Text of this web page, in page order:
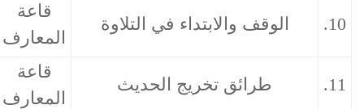
والابتداء في التلاوة
قاعة
المعارف
17/01/2022
تخريج الحديث
المعارف
11/04/2022